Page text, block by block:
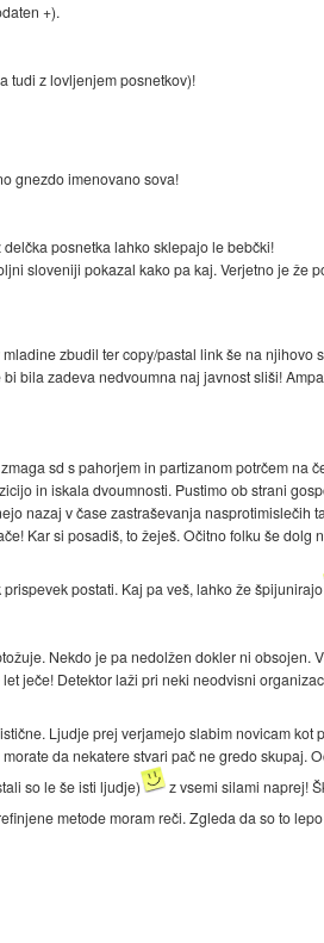
+).
tudi z lovljenjem posnetkov)!
gnezdo imenovano sova!
posnetka lahko sklepajo le bebčki!
sloveniji pokazal kako pa kaj. Verjetno je že
zbudil ter copy/pastal link še na njihovo
bila zadeva nedvoumna naj javnost sliši!
sd s pahorjem in partizanom potrčem na
in iskala dvoumnosti. Pustimo ob strani
nazaj v čase zastraševanja nasprotimislečih
Kar si posadiš, to žeješ. Očitno folku še dolg
postati. Kaj pa veš, lahko že špijunirajo
Nekdo je pa nedolžen dokler ni obsojen.
ječe! Detektor laži pri neki neodvisni
Ljudje prej verjamejo slabim novicam kot
da nekatere stvari pač ne gredo skupaj.
so le še isti ljudje)
z vsemi silami naprej!
metode moram reči. Zgleda da so to